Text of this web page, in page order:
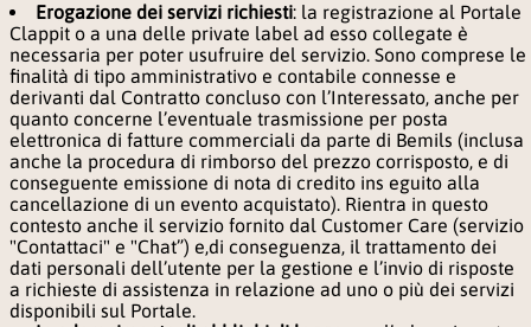
Erogazione dei servizi richiesti: la registrazione al Portale
Clappit o a una delle private label ad esso collegate è
necessaria per poter usufruire del servizio. Sono comprese le
finalità di tipo amministrativo e contabile connesse e
derivanti dal Contratto concluso con l’Interessato, anche per
quanto concerne l’eventuale trasmissione per posta
elettronica di fatture commerciali da parte di Bemils (inclusa
anche la procedura di rimborso del prezzo corrisposto, e di
conseguente emissione di nota di credito ins eguito alla
cancellazione di un evento acquistato). Rientra in questo
contesto anche il servizio fornito dal Customer Care (servizio
"Contattaci" e "Chat”) e,di conseguenza, il trattamento dei
dati personali dell’utente per la gestione e l’invio di risposte
a richieste di assistenza in relazione ad uno o più dei servizi
disponibili sul Portale.